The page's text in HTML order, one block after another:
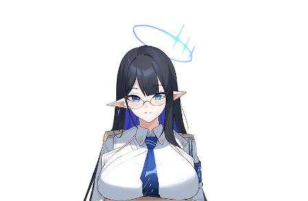
에 예약 판매 올라왔을 때 바로 주문했는데, 6월 발송 예정이라고 했
지만 특이하게 토요일(6월 14일)에 배송했더군요. 배대지에는 다음
월요일인 16일 도착했는데, 밑에서 소개할 다른 제품과 합배송해서
배송비라도 아끼겠다고 열흘 가까이 기다리다 실패해 괜히 수령 시간
만 늦췄던 사소한 해프닝이 있었습니다(배대지에서 홀딩 기간을 무한
하게 주지 않기 때문에 어쩔 수 없는 선택).26일 무게 산정 (재)요청하
니 업체에서는 1~2영업일 걸릴 수 ..